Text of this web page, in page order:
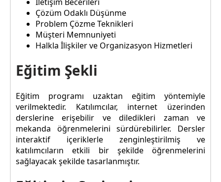
Çözüm Odaklı Düşünme
Problem Çözme Teknikleri
Müşteri Memnuniyeti
Halkla İlişkiler ve Organizasyon Hizmetleri
Eğitim Şekli
Eğitim programı uzaktan eğitim yöntemiyle
verilmektedir. Katılımcılar, internet üzerinden
derslerine erişebilir ve diledikleri zaman ve
mekanda öğrenmelerini sürdürebilirler. Dersler
interaktif içeriklerle zenginleştirilmiş ve
katılımcıların etkili bir şekilde öğrenmelerini
sağlayacak şekilde tasarlanmıştır.